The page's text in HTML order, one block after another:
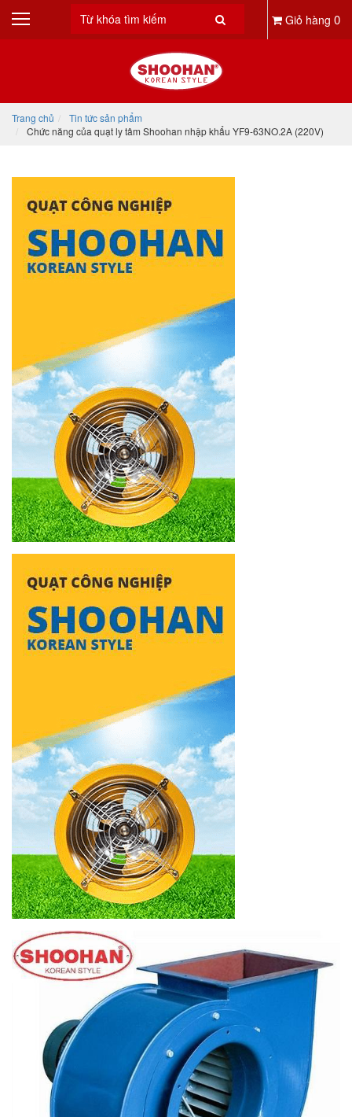
Giỏ hàng 0
Trang chủ
Tin tức sản phẩm
Chức năng của quạt ly tâm Shoohan nhập khẩu YF9-63NO.2A (220V)